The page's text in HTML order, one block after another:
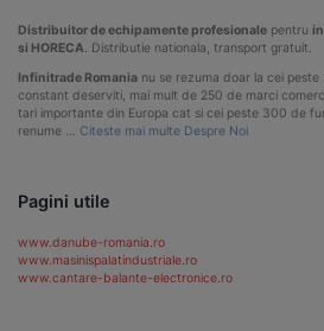
Distribuitor de echipamente profesionale pentru
si HORECA . Distributie nationala, transport gratuit.
Infinitrade Romania nu se rezuma doar la cei
constant deserviti, mai mult de 250 de marci
tari importante din Europa cat si cei peste 300 de
renume … Citeste mai multe Despre Noi
Pagini utile
www.danube-romania.ro
www.masinispalatindustriale.ro
www.cantare-balante-electronice.ro